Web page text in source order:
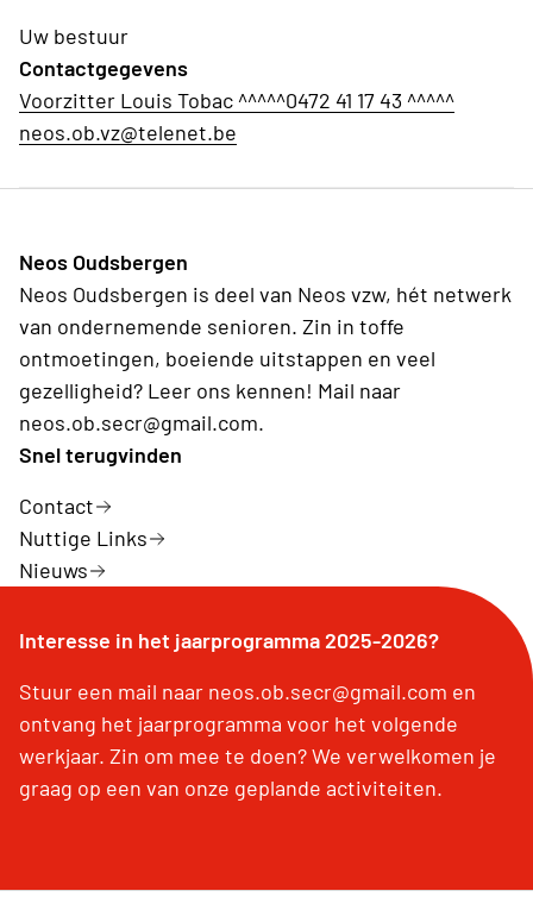
Uw bestuur
Contactgegevens
Voorzitter Louis Tobac ^^^^^0472 41 17 43 ^^^^^
neos.ob.vz@telenet.be
Neos Oudsbergen
Neos Oudsbergen is deel van Neos vzw, hét netwerk
van ondernemende senioren. Zin in toffe
ontmoetingen, boeiende uitstappen en veel
gezelligheid? Leer ons kennen! Mail naar
neos.ob.secr@gmail.com.
Snel terugvinden
Contact
Nuttige Links
Nieuws
Interesse in het jaarprogramma 2025-2026?
Stuur een mail naar neos.ob.secr@gmail.com en
ontvang het jaarprogramma voor het volgende
werkjaar. Zin om mee te doen? We verwelkomen je
graag op een van onze geplande activiteiten.